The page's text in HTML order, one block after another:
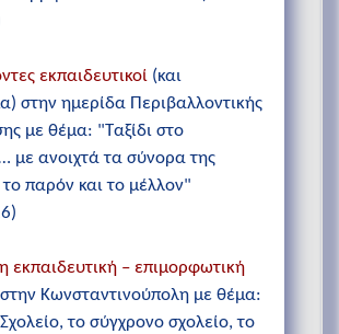
εκπαιδευτικοί (και
στην ημερίδα Περιβαλλοντικής
με θέμα: "Ταξίδι στο
με ανοιχτά τα σύνορα της
παρόν και το μέλλον"
εκπαιδευτική – επιμορφωτική
στην Κωνσταντινούπολη με θέμα:
το σύγχρονο σχολείο, το